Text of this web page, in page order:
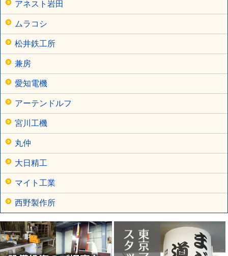
アネスト岩田
ムラコシ
松井鉄工所
兼房
愛知電機
アーテンドルフ
宮川工機
丸仲
大日精工
マイト工業
西野製作所